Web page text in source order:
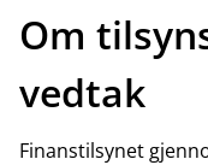
Om
vedtak
Finanstilsynet